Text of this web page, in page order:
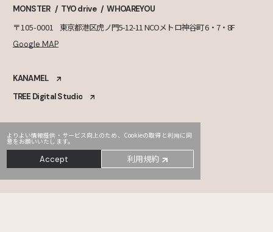
よりよい情報提供・サービス向上のため、Cookieの取得と利用に同
意をお願いいたします。
Accept 利用規約
MONSTER TYO drive WHOAREYOU
〒105-0001 東京都港区虎ノ門5-12-11 NCOメトロ神谷町 6・7・8F
Google MAP
KANAMEL
TREE Digital Studio